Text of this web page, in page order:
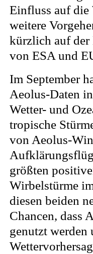
Einfluss auf die
weitere
kürzlich auf
von ESA und
Im September
Aeolus-Daten
Wetter- und
tropische
von Aeolus-
größten
Wirbelstürme
diesen beiden
Chancen, dass
genutzt